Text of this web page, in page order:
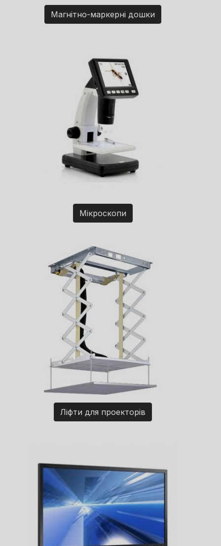
Магнітно-маркерні дошки
Мікроскопи
Ліфти для проекторів